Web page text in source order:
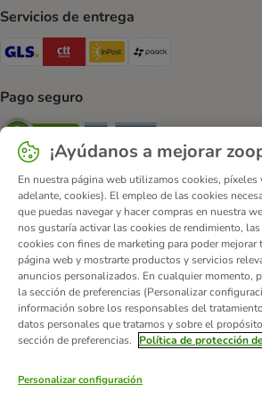
Servicios de entrega
GLS Shipping Method
CTTExpress Shipping Method
InPost Shipping Method
Pago seguro
Security Security
Quiénes somos Empleo Corporate
Condiciones comerciales generales
Formulario de desistimiento
Contacto
Gastos de envío y plazo de entrega
Programa de afiliación
Protección de datos
¡Ayúdanos a mejorar
En nuestra página web utilizamos cookies,
adelante, cookies). El empleo de las cookies
que puedas navegar y hacer compras en nuestra
nos gustaría activar las cookies de rendimiento,
cookies con fines de marketing para poder mejorar
página web y mostrarte productos y servicios
anuncios personalizados. En cualquier momento,
la sección de preferencias (Personalizar
información sobre los responsables del
datos personales que tratamos y sobre el
sección de preferencias.
Política de protección
Personalizar configuración